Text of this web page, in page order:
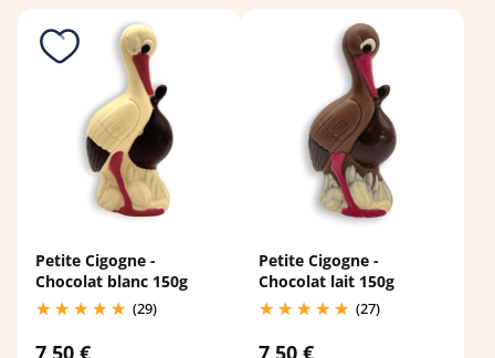
Petite Cigogne -
Chocolat blanc 150g
(29)
7,50 €
Petite Cigogne -
Chocolat lait 150g
(27)
7,50 €